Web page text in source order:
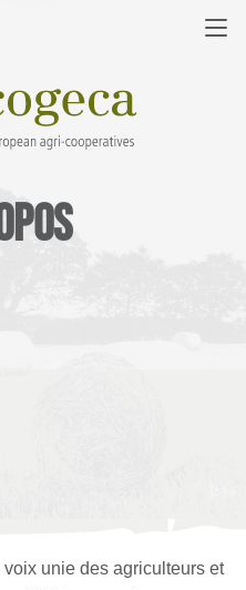
unie des agriculteurs et